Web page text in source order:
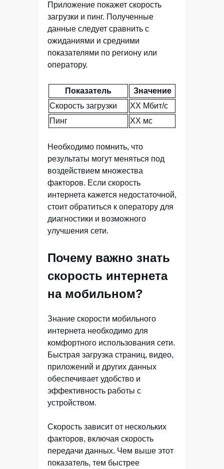
Приложение покажет скорость
загрузки и пинг. Полученные
данные следует сравнить с
ожиданиями и средними
показателями по региону или
оператору.
Показатель
Значение
Скорость загрузки
XX Мбит/с
Пинг
XX мс
Необходимо помнить, что
результаты могут меняться под
воздействием множества
факторов. Если скорость
интернета кажется недостаточной,
стоит обратиться к оператору для
диагностики и возможного
улучшения сети.
Почему важно знать
скорость интернета
на мобильном?
Знание скорости мобильного
интернета необходимо для
комфортного использования сети.
Быстрая загрузка страниц, видео,
приложений и других данных
обеспечивает удобство и
эффективность работы с
устройством.
Скорость зависит от нескольких
факторов, включая скорость
передачи данных. Чем выше этот
показатель, тем быстрее